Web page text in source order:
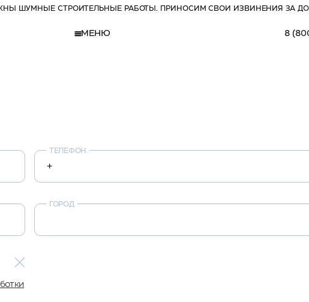
ШУМНЫЕ СТРОИТЕЛЬНЫЕ РАБОТЫ. ПРИНОСИМ СВОИ ИЗВИНЕНИЯ ЗА
МЕНЮ 8
17°С
ТЕЛЕФОН
ГОРОД